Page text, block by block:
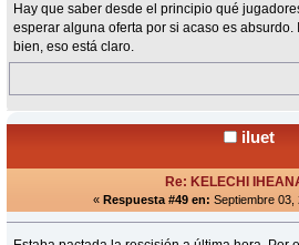
Hay que saber desde el principio qué
esperar alguna oferta por si acaso es
bien, eso está claro.
iluet
Re: KELECHI
« Respuesta #49 en: Septiembre 03,